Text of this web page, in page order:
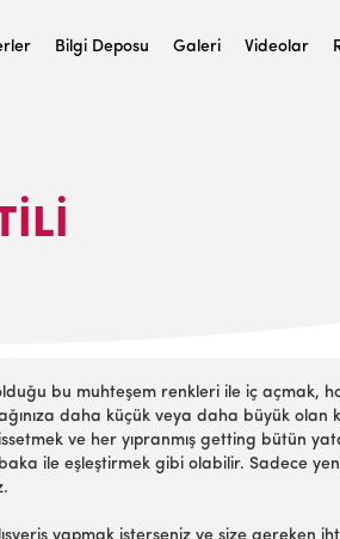
Bilgi Deposu Galeri Videolar
bu muhteşem renkleri ile iç açmak,
daha küçük veya daha büyük olan
ve her yıpranmış getting bütün
ile eşleştirmek gibi olabilir. Sadece